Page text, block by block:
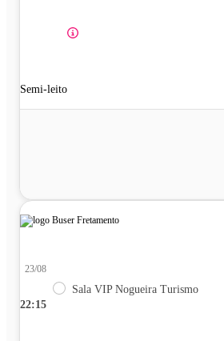
Semi-leito
22:15
23/08
Sala VIP Nogueira Turismo